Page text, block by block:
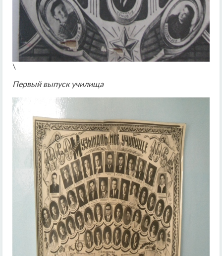
\
Первый выпуск училища